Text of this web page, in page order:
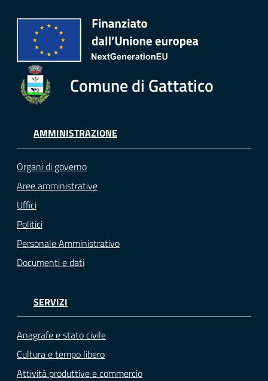
Comune di Gattatico
AMMINISTRAZIONE
Organi di governo
Aree amministrative
Uffici
Politici
Personale Amministrativo
Documenti e dati
SERVIZI
Anagrafe e stato civile
Cultura e tempo libero
Attività produttive e commercio